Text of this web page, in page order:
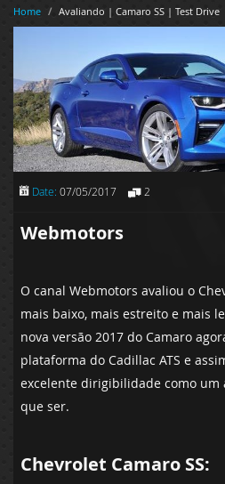
Home / Avaliando | Camaro SS | Test Drive
Date: 07/05/2017 2
Webmotors
O canal Webmotors avaliou o
mais baixo, mais estreito e mais
nova versão 2017 do Camaro
plataforma do Cadillac ATS e
excelente dirigibilidade como um
que ser.
Chevrolet Camaro SS: